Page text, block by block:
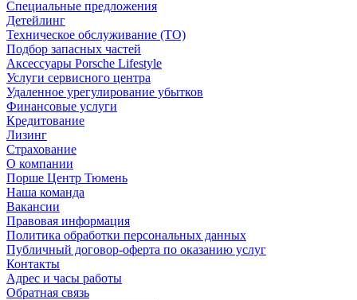
Специальные предложения
Детейлинг
Техническое обслуживание (ТО)
Подбор запасных частей
Аксессуары Porsche Lifestyle
Услуги сервисного центра
Удаленное урегулирование убытков
Финансовые услуги
Кредитование
Лизинг
Страхование
О компании
Порше Центр Тюмень
Наша команда
Вакансии
Правовая информация
Политика обработки персональных данных
Публичный договор-оферта по оказанию услуг
Контакты
Адрес и часы работы
Обратная связь